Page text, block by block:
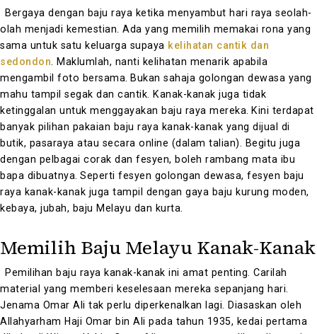
Bergaya dengan baju raya ketika menyambut hari raya seolah-
olah menjadi kemestian. Ada yang memilih memakai rona yang
sama untuk satu keluarga supaya kelihatan cantik dan
sedondon . Maklumlah, nanti kelihatan menarik apabila
mengambil foto bersama.
Bukan sahaja golongan dewasa yang
mahu tampil segak dan cantik. Kanak-kanak juga tidak
ketinggalan untuk menggayakan baju raya mereka.
Kini terdapat
banyak pilihan pakaian baju raya kanak-kanak yang dijual di
butik, pasaraya atau secara online (dalam talian).
Begitu juga
dengan pelbagai corak dan fesyen, boleh rambang mata ibu
bapa dibuatnya. Seperti fesyen golongan dewasa, fesyen baju
raya kanak-kanak juga tampil dengan gaya baju kurung moden,
kebaya, jubah, baju Melayu dan kurta.
Memilih Baju Melayu Kanak-Kanak
Pemilihan baju raya kanak-kanak ini amat penting. Carilah
material yang memberi keselesaan mereka sepanjang hari.
Jenama Omar Ali tak perlu diperkenalkan lagi. Diasaskan oleh
Allahyarham Haji Omar bin Ali pada tahun 1935, kedai pertama